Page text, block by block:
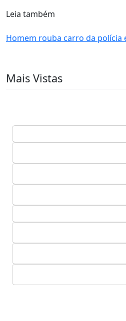
Leia também
Homem rouba carro da polícia
Mais Vistas